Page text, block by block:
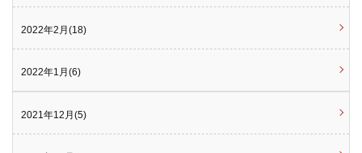
2022年2月(18)
2022年1月(6)
2021年12月(5)